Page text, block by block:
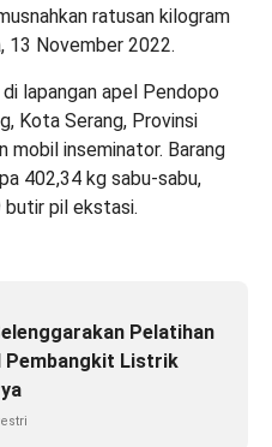
ratusan kilogram
13 November 2022.
lapangan apel Pendopo
Kota Serang, Provinsi
mobil inseminator. Barang
402,34 kg sabu-sabu,
butir pil ekstasi.
Pelatihan
Pembangkit Listrik